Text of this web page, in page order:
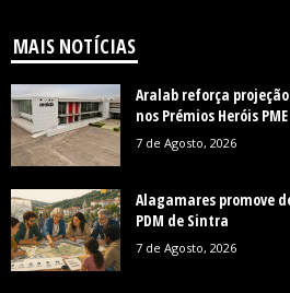
MAIS NOTÍCIAS
Aralab reforça
nos Prémios Heróis PME
7 de Agosto, 2026
Alagamares promove
PDM de Sintra
7 de Agosto, 2026